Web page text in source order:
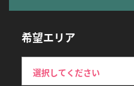
希望エリア